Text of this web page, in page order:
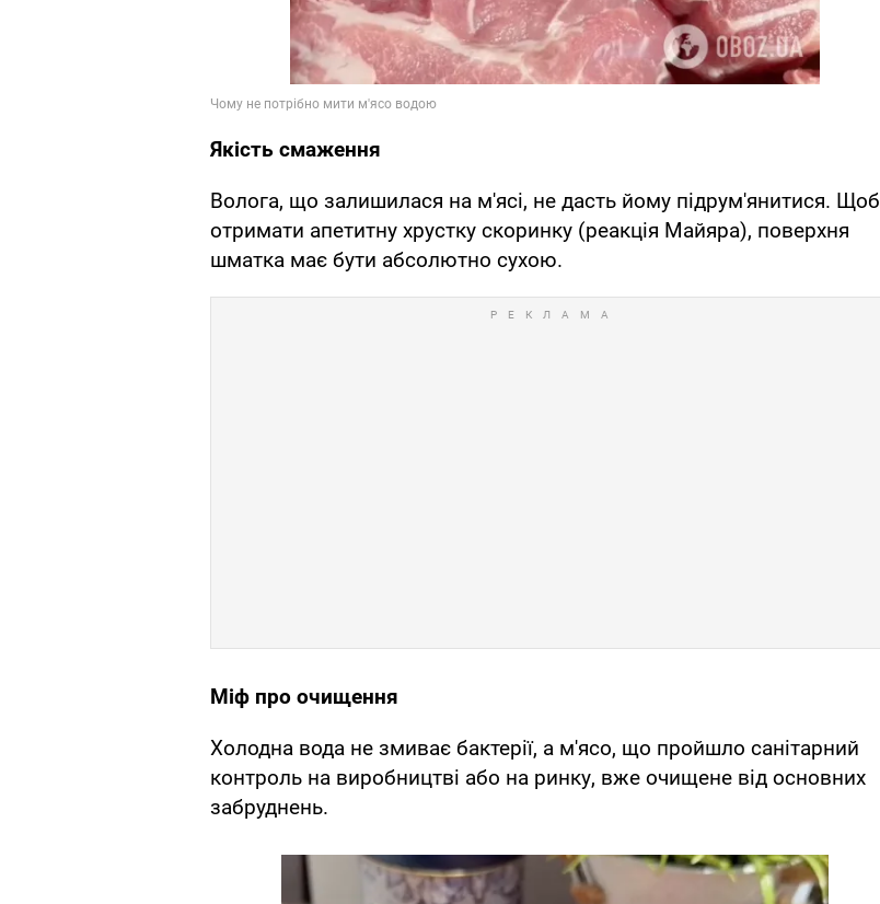
Якість смаження
Волога, що залишилася на м'ясі, не дасть йому підрум'янитися. Щоб
отримати апетитну хрустку скоринку (реакція Майяра), поверхня
шматка має бути абсолютно сухою.
Міф про очищення
Холодна вода не змиває бактерії, а м'ясо, що пройшло санітарний
контроль на виробництві або на ринку, вже очищене від основних
забруднень.